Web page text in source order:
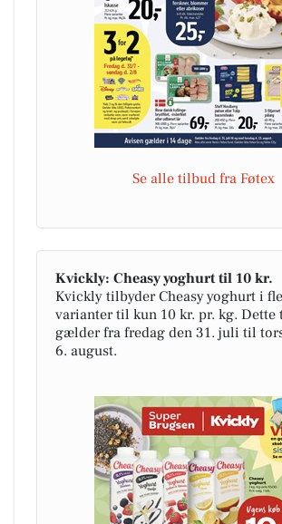
Se alle tilbud fra Føtex
Kvickly: Cheasy yoghurt til 10 kr.
Kvickly tilbyder Cheasy yoghurt i
varianter til kun 10 kr. pr. kg.
gælder fra fredag den 31. juli til
6. august.